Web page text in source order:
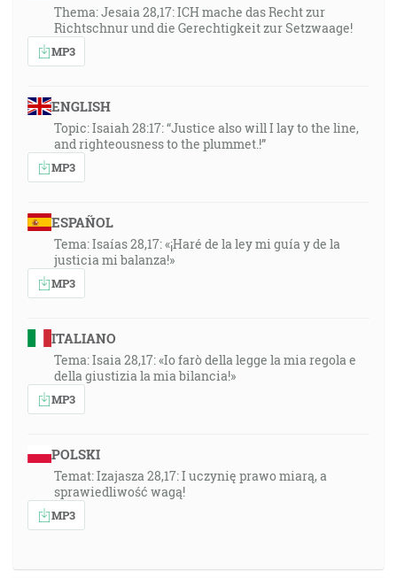
Thema: Jesaia 28,17: ICH mache das Recht zur
Richtschnur und die Gerechtigkeit zur Setzwaage!
MP3
ENGLISH
Topic: Isaiah 28:17: “Justice also will I lay to the line,
and righteousness to the plummet.!”
MP3
ESPAÑOL
Tema: Isaías 28,17: «¡Haré de la ley mi guía y de la
justicia mi balanza!»
MP3
ITALIANO
Tema: Isaia 28,17: «Io farò della legge la mia regola e
della giustizia la mia bilancia!»
MP3
POLSKI
Temat: Izajasza 28,17: I uczynię prawo miarą, a
sprawiedliwość wagą!
MP3